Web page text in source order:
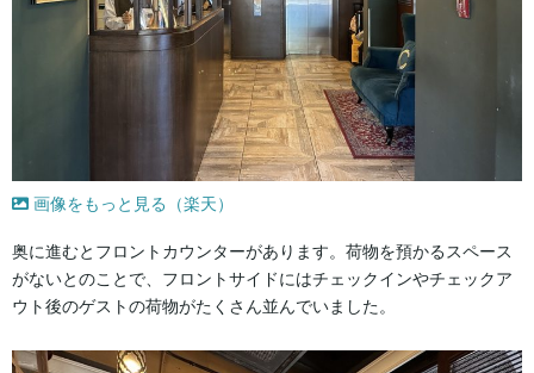
画像をもっと見る（楽天）
奥に進むとフロントカウンターがあります。荷物を預かるスペース
がないとのことで、フロントサイドにはチェックインやチェックア
ウト後のゲストの荷物がたくさん並んでいました。